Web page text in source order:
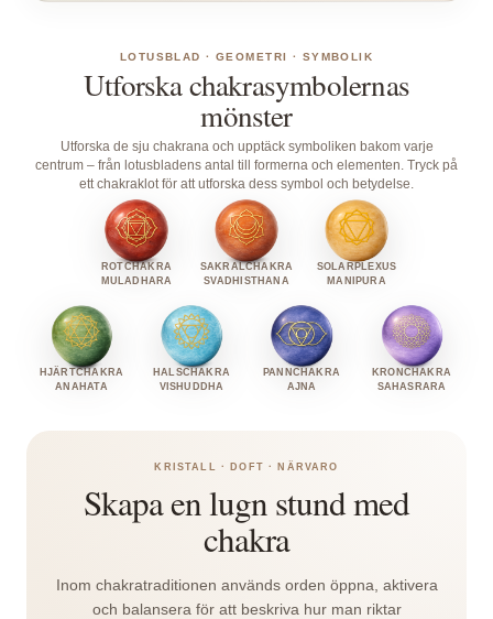
LOTUSBLAD · GEOMETRI · SYMBOLIK
Utforska chakrasymbolernas
mönster
Utforska de sju chakrana och upptäck symboliken bakom varje
centrum – från lotusbladens antal till formerna och elementen. Tryck på
ett chakraklot för att utforska dess symbol och betydelse.
ROTCHAKRA
MULADHARA
SAKRALCHAKRA
SVADHISTHANA
SOLARPLEXUS
MANIPURA
HJÄRTCHAKRA
ANAHATA
HALSCHAKRA
VISHUDDHA
PANNCHAKRA
AJNA
KRONCHAKRA
SAHASRARA
·
Kvadrat
Sakralchakra
6
lotusblad
Cirkel ·
Solarplexus
10
lotusblad
Nedåtvänd
Hjärtchakra
12
lotusblad
Två
Halschakra
16
lotusblad
Cirkel ·
2
blad ·
Flerlagrad
KRISTALL · DOFT · NÄRVARO
Skapa en lugn stund med
chakra
Inom chakratraditionen används orden öppna, aktivera
och balansera för att beskriva hur man riktar